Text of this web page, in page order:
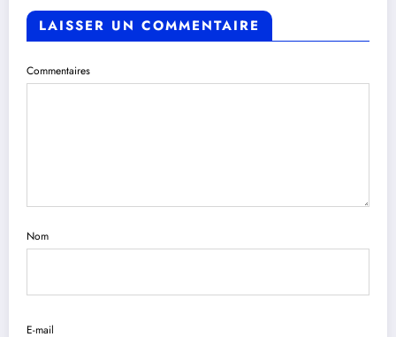
LAISSER UN COMMENTAIRE
Commentaires
Nom
E-mail